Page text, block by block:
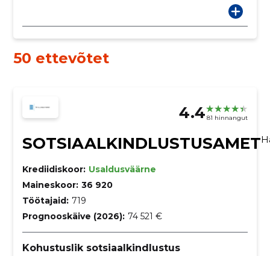
50 ettevõtet
4.4 81 hinnangut
SOTSIAALKINDLUSTUSAMET
Krediidiskoor: Usaldusväärne
Maineskoor: 36 920
Töötajaid: 719
Prognooskäive (2026): 74 521 €
Kohustuslik sotsiaalkindlustus